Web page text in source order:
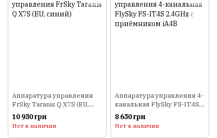
Аппаратура управления
FrSky Taranis Q X7S (EU,
синий)
10 950 грн
Нет в наличии
Аппаратура управления 4-
канальная FlySky FS-IT4S
2.4GHz с приёмником iA4B
8 650 грн
Нет в наличии